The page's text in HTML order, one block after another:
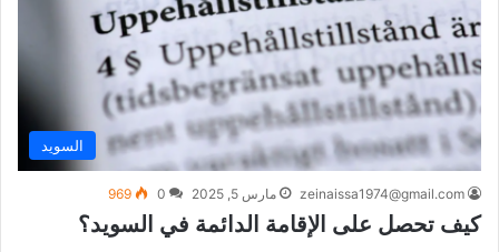
السويد
zeinaissa1974@gmail.com مارس 5, 2025 0
969
كيف تحصل على الإقامة الدائمة في السويد؟